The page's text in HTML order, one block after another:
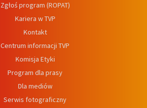
Zgłoś program (ROPAT)
Kariera w TVP
Kontakt
Centrum informacji TVP
Komisja Etyki
Program dla prasy
Dla mediów
Serwis fotograficzny